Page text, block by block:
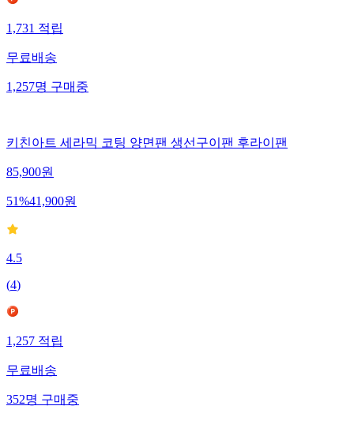
1,731적립
무료배송
1,257명구매중
키친아트 세라믹 코팅 양면팬 생선구이팬 후라이팬
85,900원
51%41,900원
4.5
(4)
1,257적립
무료배송
352명구매중